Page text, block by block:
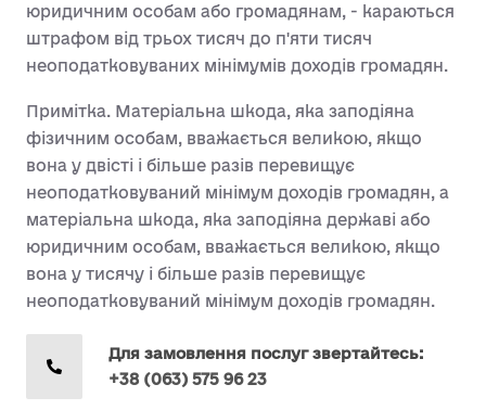
юридичним особам або громадянам, - караються
штрафом від трьох тисяч до п'яти тисяч
неоподатковуваних мінімумів доходів громадян.
Примітка. Матеріальна шкода, яка заподіяна
фізичним особам, вважається великою, якщо
вона у двісті і більше разів перевищує
неоподатковуваний мінімум доходів громадян, а
матеріальна шкода, яка заподіяна державі або
юридичним особам, вважається великою, якщо
вона у тисячу і більше разів перевищує
неоподатковуваний мінімум доходів громадян.
Для замовлення послуг звертайтесь:
+38 (063) 575 96 23